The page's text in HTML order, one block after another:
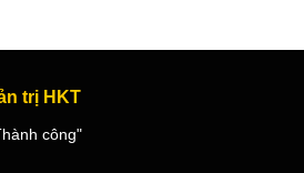
trị HKT
công"